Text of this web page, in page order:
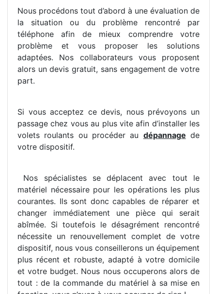
Nous procédons tout d’abord à une évaluation de
la situation ou du problème rencontré par
téléphone afin de mieux comprendre votre
problème et vous proposer les solutions
adaptées. Nos collaborateurs vous proposent
alors un devis gratuit, sans engagement de votre
part.
Si vous acceptez ce devis, nous prévoyons un
passage chez vous au plus vite afin d’installer les
volets roulants ou procéder au dépannage de
votre dispositif.
Nos spécialistes se déplacent avec tout le
matériel nécessaire pour les opérations les plus
courantes. Ils sont donc capables de réparer et
changer immédiatement une pièce qui serait
abîmée. Si toutefois le désagrément rencontré
nécessite un renouvellement complet de votre
dispositif, nous vous conseillerons un équipement
plus récent et robuste, adapté à votre domicile
et votre budget. Nous nous occuperons alors de
tout : de la commande du matériel à sa mise en